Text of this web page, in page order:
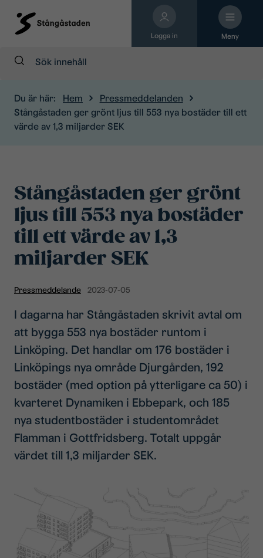
Logga in Meny
Sök:
Du är här: Hem
Pressmeddelanden
Stångåstaden ger grönt ljus till 553 nya bostäder till ett
värde av 1,3 miljarder SEK
Stångåstaden ger grönt
ljus till 553 nya bostäder
till ett värde av 1,3
miljarder SEK
Pressmeddelande 2023-07-05
I dagarna har Stångåstaden skrivit avtal om
att bygga 553 nya bostäder runtom i
Linköping. Det handlar om 176 bostäder i
Linköpings nya område Djurgården, 192
bostäder (med option på ytterligare ca 50) i
kvarteret Dynamiken i Ebbepark, och 185
nya studentbostäder i studentområdet
Flamman i Gottfridsberg. Totalt uppgår
värdet till 1,3 miljarder SEK.